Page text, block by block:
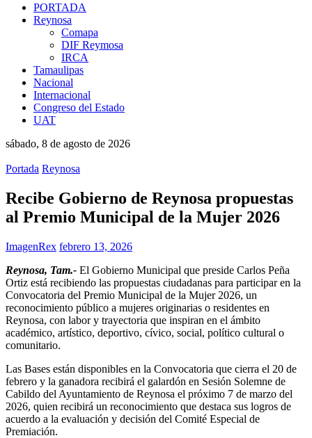
PORTADA
Reynosa
Comapa
DIF Reymosa
IRCA
Tamaulipas
Nacional
Internacional
Congreso del Estado
UAT
sábado, 8 de agosto de 2026
Portada Reynosa
Recibe Gobierno de Reynosa propuestas
al Premio Municipal de la Mujer 2026
ImagenRex febrero 13, 2026
Reynosa, Tam.- El Gobierno Municipal que preside Carlos Peña
Ortiz está recibiendo las propuestas ciudadanas para participar en la
Convocatoria del Premio Municipal de la Mujer 2026, un
reconocimiento público a mujeres originarias o residentes en
Reynosa, con labor y trayectoria que inspiran en el ámbito
académico, artístico, deportivo, cívico, social, político cultural o
comunitario.
Las Bases están disponibles en la Convocatoria que cierra el 20 de
febrero y la ganadora recibirá el galardón en Sesión Solemne de
Cabildo del Ayuntamiento de Reynosa el próximo 7 de marzo del
2026, quien recibirá un reconocimiento que destaca sus logros de
acuerdo a la evaluación y decisión del Comité Especial de
Premiación.